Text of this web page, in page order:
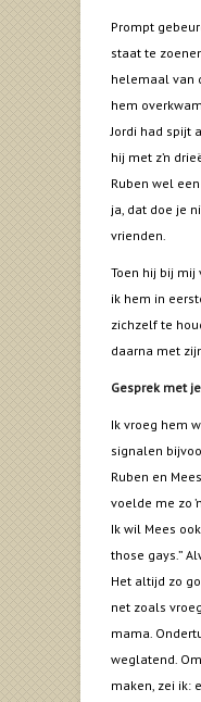
Prompt
staat te
helemaal van
hem
Jordi had spijt
hij met z’n
Ruben wel
ja, dat doe je
vrienden.
Toen hij bij mij
ik hem in
zichzelf te
daarna met
Gesprek met
Ik vroeg hem
signalen
Ruben en
voelde me zo
Ik wil Mees
those gays.”
Het altijd zo
net zoals
mama.
weglatend.
maken, zei ik: